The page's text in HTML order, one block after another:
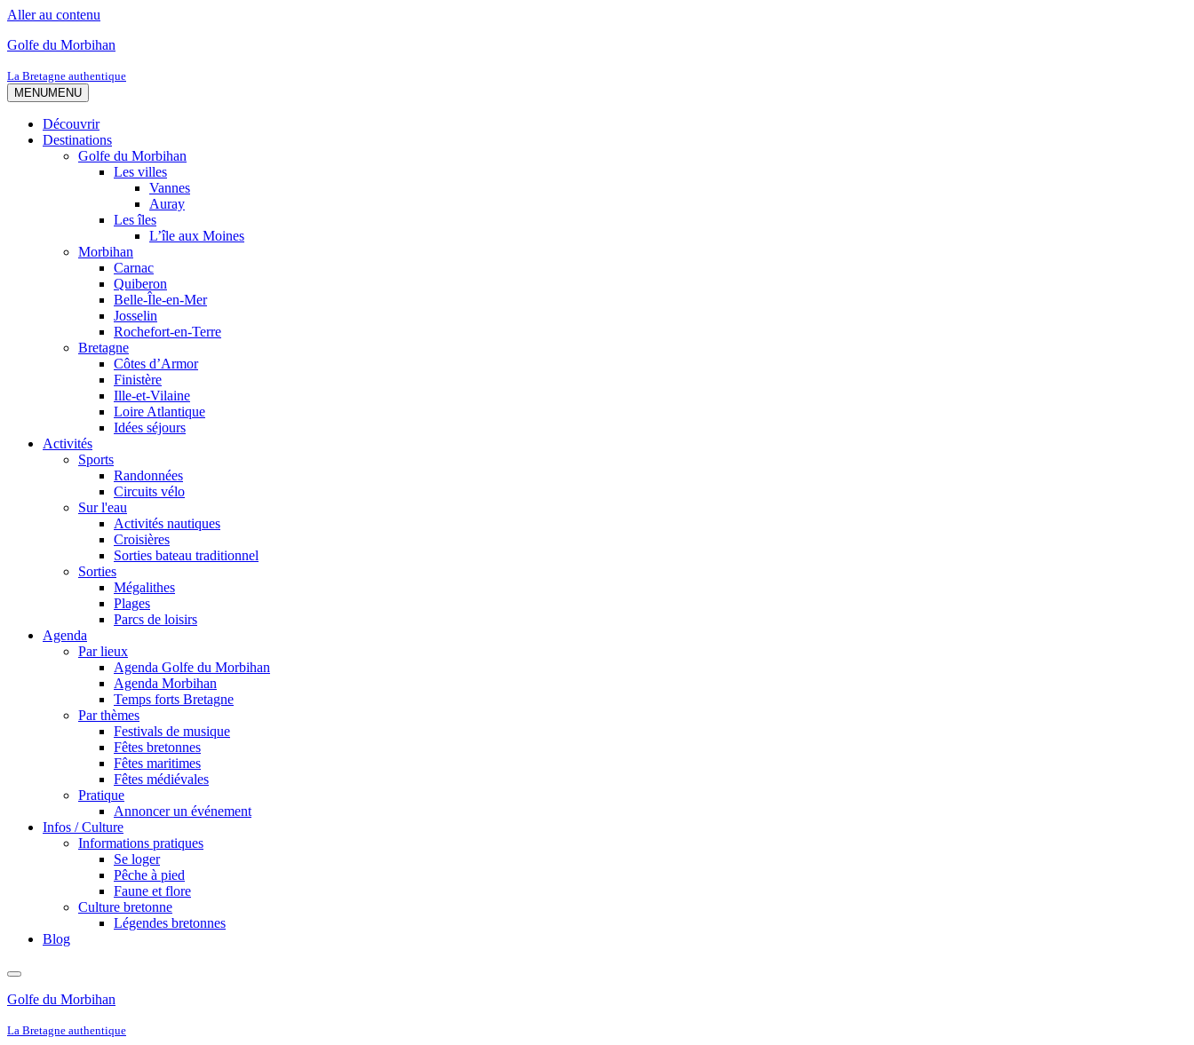
Aller au contenu
Golfe du Morbihan
La Bretagne authentique
MENUMENU
Découvrir
Destinations
Golfe du Morbihan
Les villes
Vannes
Auray
Les îles
L’île aux Moines
Morbihan
Carnac
Quiberon
Belle-Île-en-Mer
Josselin
Rochefort-en-Terre
Bretagne
Côtes d’Armor
Finistère
Ille-et-Vilaine
Loire Atlantique
Idées séjours
Activités
Sports
Randonnées
Circuits vélo
Sur l'eau
Activités nautiques
Croisières
Sorties bateau traditionnel
Sorties
Mégalithes
Plages
Parcs de loisirs
Agenda
Par lieux
Agenda Golfe du Morbihan
Agenda Morbihan
Temps forts Bretagne
Par thèmes
Festivals de musique
Fêtes bretonnes
Fêtes maritimes
Fêtes médiévales
Pratique
Annoncer un événement
Infos / Culture
Informations pratiques
Se loger
Pêche à pied
Faune et flore
Culture bretonne
Légendes bretonnes
Blog
Golfe du Morbihan
La Bretagne authentique